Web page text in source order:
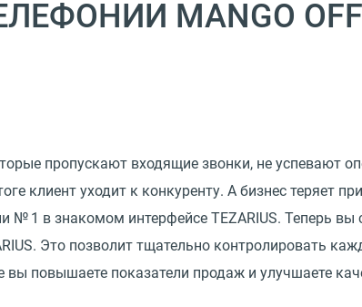
MANGO
пропускают входящие звонки, не успевают
клиент уходит к конкуренту. А бизнес теряет
№ 1 в знакомом интерфейсе TEZARIUS. Теперь вы
Это позволит тщательно контролировать
вы повышаете показатели продаж и улучшаете